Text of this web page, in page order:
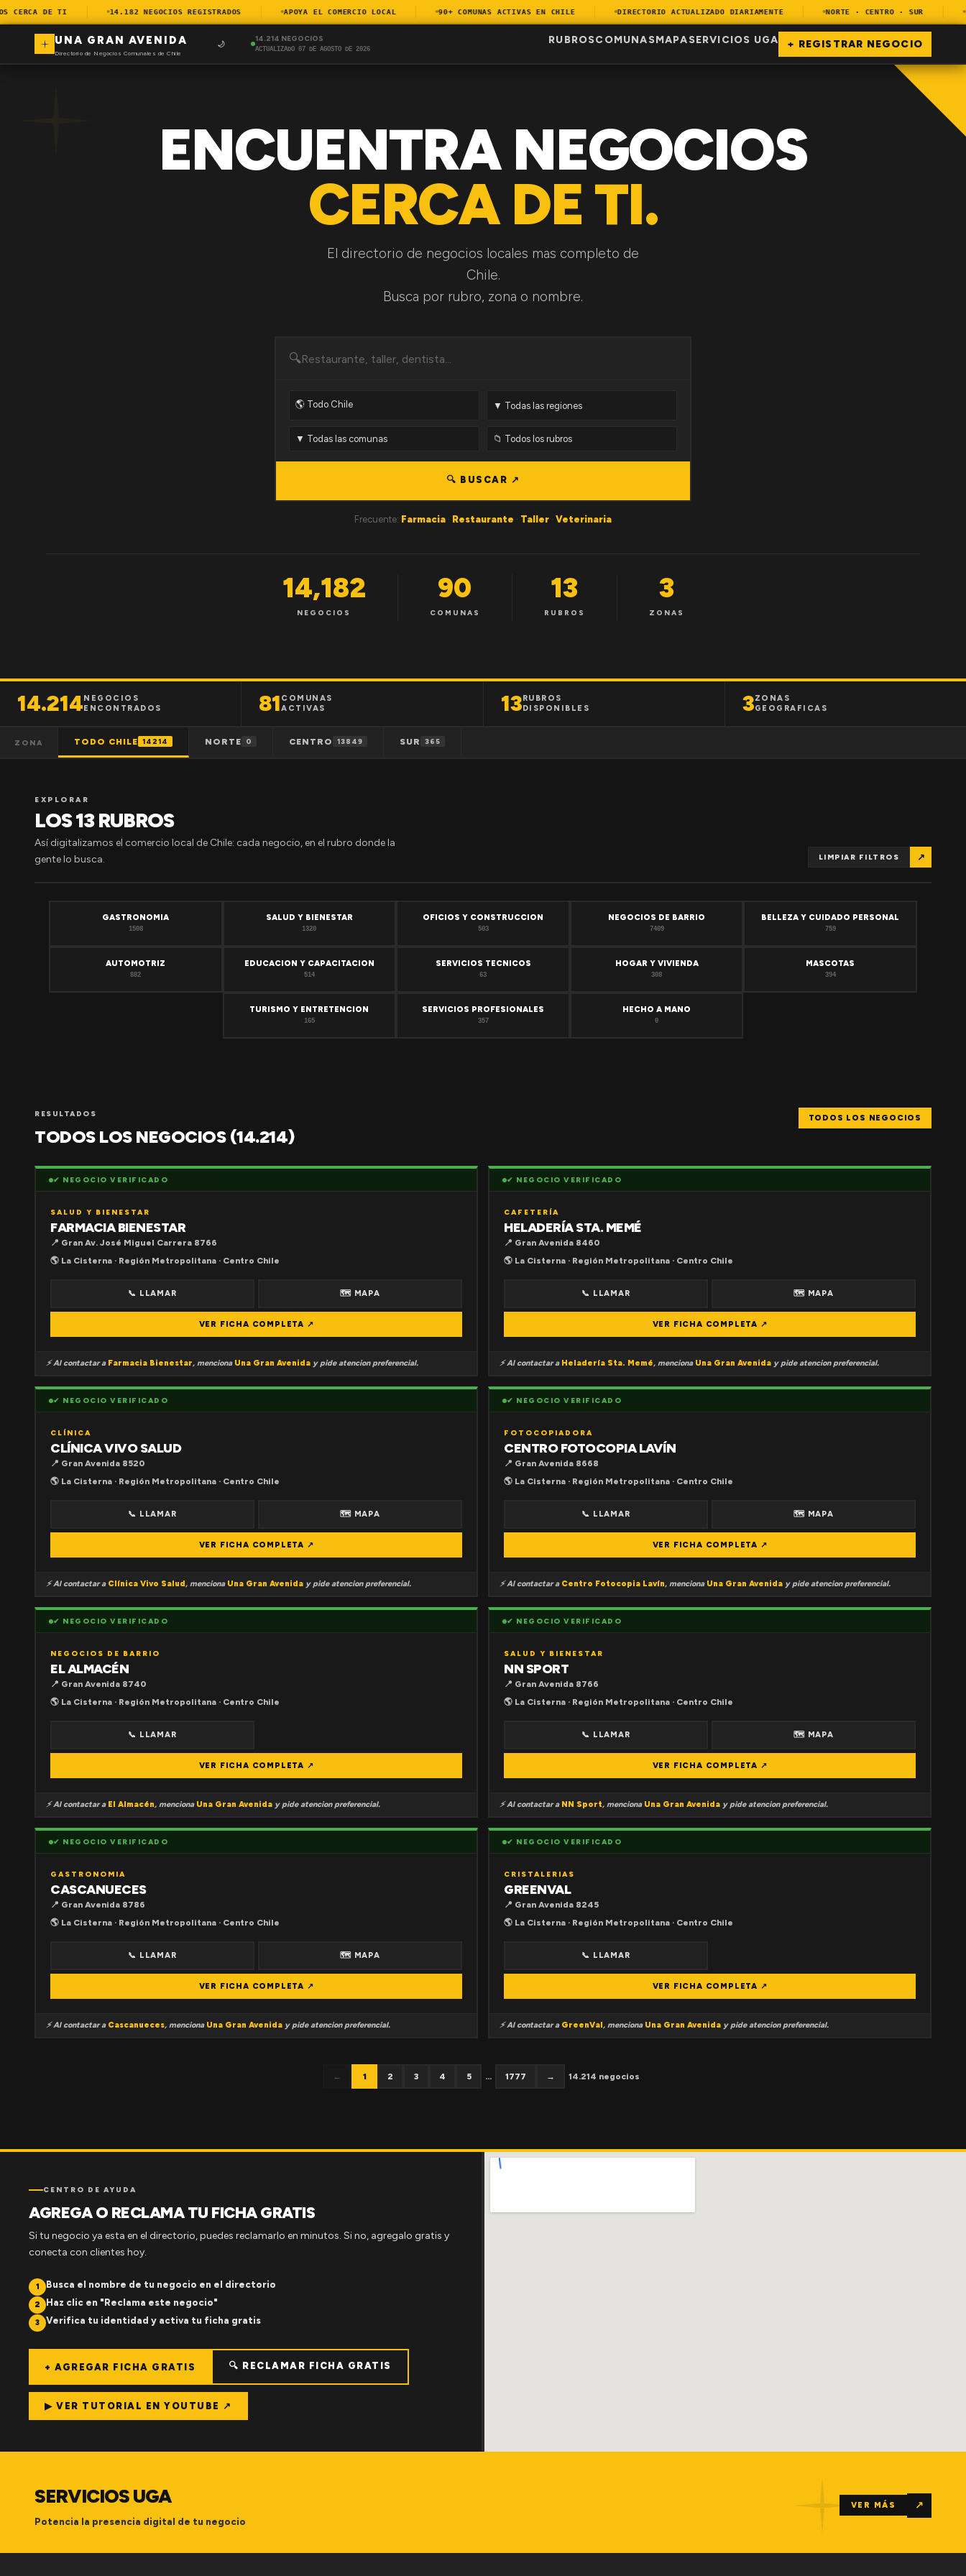
CERCA DE TI 14.182 NEGOCIOS REGISTRADOS APOYA EL COMERCIO LOCAL 90+ COMUNAS ACTIVAS EN CHILE DIRECTORIO ACTUALIZADO DIARIAMENTE NORTE · CENTRO · SUR
UNA GRAN AVENIDA
Directorio de Negocios Comunales de Chile
🌙
14.214 NEGOCIOS
ACTUALIZADO 07 DE AGOSTO DE 2026
RUBROSCOMUNASMAPASERVICIOS UGA + REGISTRAR NEGOCIO
ENCUENTRA NEGOCIOS
CERCA DE TI.
El directorio de negocios locales mas completo de
Chile.
Busca por rubro, zona o nombre.
🔍
🔍 BUSCAR ↗
Frecuente: Farmacia · Restaurante · Taller · Veterinaria
14,182
NEGOCIOS
90
COMUNAS
13
RUBROS
3
ZONAS
14.214NEGOCIOS
ENCONTRADOS
81COMUNAS
ACTIVAS
13RUBROS
DISPONIBLES
3ZONAS
GEOGRAFICAS
ZONA TODO CHILE 14214 NORTE 0 CENTRO 13849 SUR 365
EXPLORAR
LOS 13 RUBROS
Así digitalizamos el comercio local de Chile: cada negocio, en el rubro donde la
gente lo busca.
LIMPIAR FILTROS ↗
GASTRONOMIA
1508
SALUD Y BIENESTAR
1320
OFICIOS Y CONSTRUCCION
503
NEGOCIOS DE BARRIO
7409
BELLEZA Y CUIDADO PERSONAL
759
AUTOMOTRIZ
882
EDUCACION Y CAPACITACION
514
SERVICIOS TECNICOS
63
HOGAR Y VIVIENDA
308
MASCOTAS
394
TURISMO Y ENTRETENCION
165
SERVICIOS PROFESIONALES
357
HECHO A MANO
0
RESULTADOS
TODOS LOS NEGOCIOS (14.214)
TODOS LOS NEGOCIOS
✔ NEGOCIO VERIFICADO
SALUD Y BIENESTAR
FARMACIA BIENESTAR
📍 Gran Av. José Miguel Carrera 8766
🌎 La Cisterna · Región Metropolitana · Centro Chile
📞 LLAMAR 🗺 MAPA
VER FICHA COMPLETA ↗
⚡ Al contactar a Farmacia Bienestar, menciona Una Gran Avenida y pide atencion preferencial.
✔ NEGOCIO VERIFICADO
CAFETERÍA
HELADERÍA STA. MEMÉ
📍 Gran Avenida 8460
🌎 La Cisterna · Región Metropolitana · Centro Chile
📞 LLAMAR 🗺 MAPA
VER FICHA COMPLETA ↗
⚡ Al contactar a Heladería Sta. Memé, menciona Una Gran Avenida y pide atencion preferencial.
✔ NEGOCIO VERIFICADO
CLÍNICA
CLÍNICA VIVO SALUD
📍 Gran Avenida 8520
🌎 La Cisterna · Región Metropolitana · Centro Chile
📞 LLAMAR 🗺 MAPA
VER FICHA COMPLETA ↗
⚡ Al contactar a Clínica Vivo Salud, menciona Una Gran Avenida y pide atencion preferencial.
✔ NEGOCIO VERIFICADO
FOTOCOPIADORA
CENTRO FOTOCOPIA LAVÍN
📍 Gran Avenida 8668
🌎 La Cisterna · Región Metropolitana · Centro Chile
📞 LLAMAR 🗺 MAPA
VER FICHA COMPLETA ↗
⚡ Al contactar a Centro Fotocopia Lavín, menciona Una Gran Avenida y pide atencion preferencial.
✔ NEGOCIO VERIFICADO
NEGOCIOS DE BARRIO
EL ALMACÉN
📍 Gran Avenida 8740
🌎 La Cisterna · Región Metropolitana · Centro Chile
📞 LLAMAR
VER FICHA COMPLETA ↗
⚡ Al contactar a El Almacén, menciona Una Gran Avenida y pide atencion preferencial.
✔ NEGOCIO VERIFICADO
SALUD Y BIENESTAR
NN SPORT
📍 Gran Avenida 8766
🌎 La Cisterna · Región Metropolitana · Centro Chile
📞 LLAMAR 🗺 MAPA
VER FICHA COMPLETA ↗
⚡ Al contactar a NN Sport, menciona Una Gran Avenida y pide atencion preferencial.
✔ NEGOCIO VERIFICADO
GASTRONOMIA
CASCANUECES
📍 Gran Avenida 8786
🌎 La Cisterna · Región Metropolitana · Centro Chile
📞 LLAMAR 🗺 MAPA
VER FICHA COMPLETA ↗
⚡ Al contactar a Cascanueces, menciona Una Gran Avenida y pide atencion preferencial.
✔ NEGOCIO VERIFICADO
CRISTALERIAS
GREENVAL
📍 Gran Avenida 8245
🌎 La Cisterna · Región Metropolitana · Centro Chile
📞 LLAMAR
VER FICHA COMPLETA ↗
⚡ Al contactar a GreenVal, menciona Una Gran Avenida y pide atencion preferencial.
← 1 2 3 4 5 ... 1777 → 14.214 negocios
CENTRO DE AYUDA
AGREGA O RECLAMA TU FICHA GRATIS
Si tu negocio ya esta en el directorio, puedes reclamarlo en minutos. Si no, agregalo gratis y
conecta con clientes hoy.
1 Busca el nombre de tu negocio en el directorio
2 Haz clic en "Reclama este negocio"
3 Verifica tu identidad y activa tu ficha gratis
+ AGREGAR FICHA GRATIS 🔍 RECLAMAR FICHA GRATIS
▶ VER TUTORIAL EN YOUTUBE ↗
SERVICIOS UGA
Potencia la presencia digital de tu negocio
VER MÁS ↗